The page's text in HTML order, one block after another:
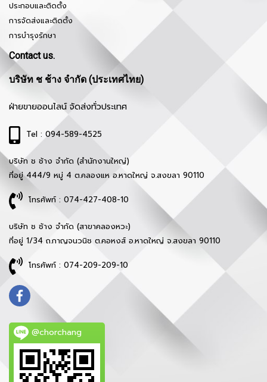
ประกอบและติดตั้ง
การจัดส่งและติดตั้ง
การบำรุงรักษา
Contact us.
บริษัท ช ช้าง จำกัด (ประเทศไทย)
ฝ่ายขายออนไลน์ จัดส่งทั่วประเทศ
Tel : 094-589-4525
บริษัท ช ช้าง จำกัด (สำนักงานใหญ่)
ที่อยู่ 444/9 หมู่ 4 ต.คลองแห อ.หาดใหญ่ จ.สงขลา 90110
โทรศัพท์ : 074-427-408-10
บริษัท ช ช้าง จำกัด (สาขาคลองหวะ)
ที่อยู่ 1/34 ถ.กาญจนวนิช ต.คอหงส์ อ.หาดใหญ่ จ.สงขลา 90110
โทรศัพท์ : 074-209-209-10
@chorchang